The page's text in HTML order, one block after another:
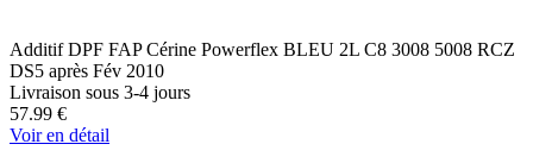
Additif DPF FAP Cérine Powerflex BLEU 2L C8 3008 5008 RCZ
DS5 après Fév 2010
Livraison sous 3-4 jours
57.99 €
Voir en détail